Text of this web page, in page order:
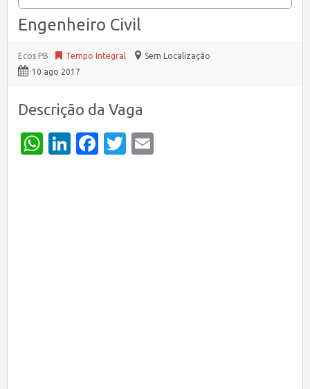
Engenheiro Civil
Ecos PB Tempo Integral
Sem Localização
10 ago 2017
Descrição da Vaga
WhatsApp
LinkedIn
Facebook
Twitter